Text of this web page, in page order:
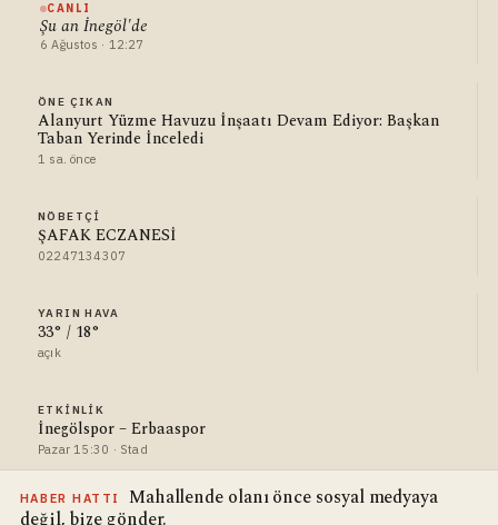
CANLI
Şu an İnegöl'de
6 Ağustos · 12:27
ÖNE ÇIKAN
Alanyurt Yüzme Havuzu İnşaatı Devam Ediyor: Başkan
Taban Yerinde İnceledi
1 sa. önce
NÖBETÇI
ŞAFAK ECZANESİ
02247134307
YARIN HAVA
33° / 18°
açık
ETKINLIK
İnegölspor – Erbaaspor
Pazar 15:30 · Stad
HABER HATTI
Mahallende olanı önce sosyal medyaya